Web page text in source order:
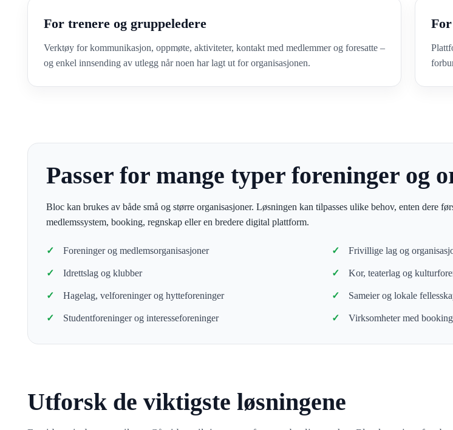
For trenere og gruppeledere
Verktøy for kommunikasjon, oppmøte, aktiviteter, kontakt med medlemmer og foresatte –
og enkel innsending av utlegg når noen har lagt ut for organisasjonen.
Passer for mange typer foreninger og
Bloc kan brukes av både små og større organisasjoner. Løsningen kan tilpasses ulike behov, enten dere
medlemssystem, booking, regnskap eller en bredere digital plattform.
Foreninger og medlemsorganisasjoner Frivillige lag og
Idrettslag og klubber Kor, teaterlag og
Hagelag, velforeninger og hytteforeninger Sameier og lokale
Studentforeninger og interesseforeninger Virksomheter med
Utforsk de viktigste løsningene